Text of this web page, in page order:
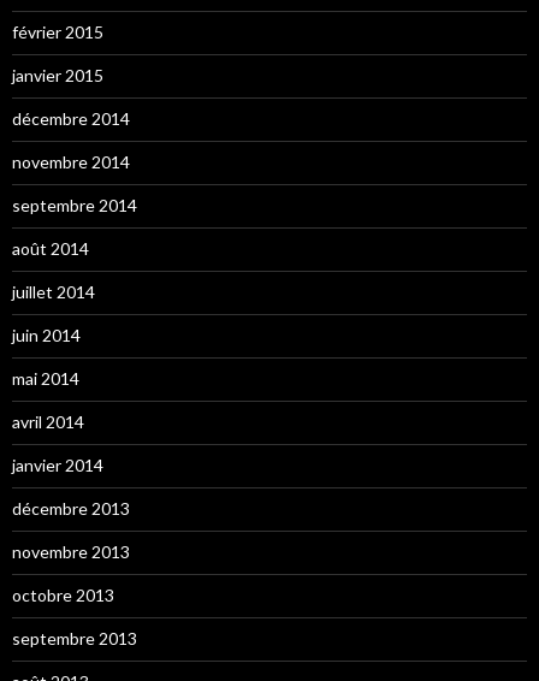
février 2015
janvier 2015
décembre 2014
novembre 2014
septembre 2014
août 2014
juillet 2014
juin 2014
mai 2014
avril 2014
janvier 2014
décembre 2013
novembre 2013
octobre 2013
septembre 2013